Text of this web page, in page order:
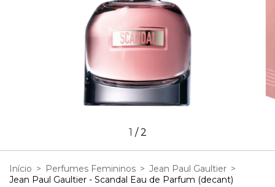
1 /2
Início > Perfumes Femininos > Jean Paul Gaultier >
Jean Paul Gaultier - Scandal Eau de Parfum (decant)